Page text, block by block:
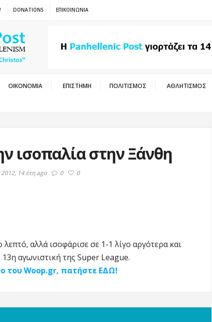
DONATIONS ΕΠΙΚΟΙΝΩΝΙΑ
ΟΙΚΟΝΟΜΙΑ ΕΠΙΣΤΗΜΗ ΠΟΛΙΤΙΣΜΟΣ ΑΘΛΗΤΙΣΜΟΣ
ισοπαλία στην Ξάνθη
14 έτη ago 0 0
αλλά ισοφάρισε σε 1-1 λίγο αργότερα και
αγωνιστική της Super League.
του Woop.gr, πατήστε ΕΔΩ!